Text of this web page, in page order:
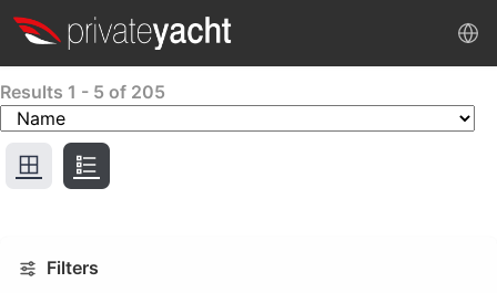
Results 1 - 5 of 205
Filters